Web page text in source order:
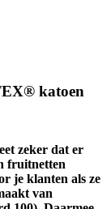
katoen
zeker dat er
fruitnetten
je klanten als ze
van